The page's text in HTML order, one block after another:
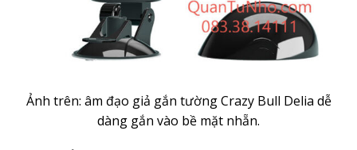
Ảnh trên: âm đạo giả gắn tường Crazy Bull Delia dễ
dàng gắn vào bề mặt nhẵn.